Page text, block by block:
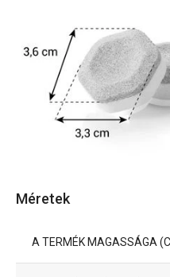
Méretek
A TERMÉK MAGASSÁGA